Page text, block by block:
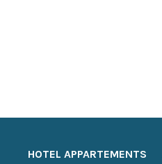
HOTEL APPARTEMENTS